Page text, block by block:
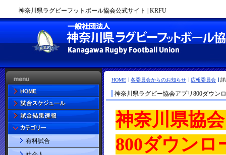
神奈川県ラグビーフットボール協会公式サイト | KRFU
HOME 各委員会からのお知らせ 広報委員会
神奈川県ラグビー協会アプリ800ダウン
有料試合